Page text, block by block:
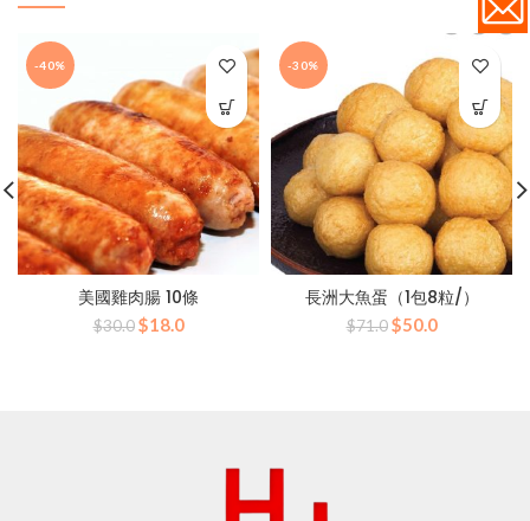
-40%
美國雞肉腸 10條
$30.0 原
$18.0目
-30%
長洲大魚蛋（1包8粒/）
$71.0 原
$50.0目